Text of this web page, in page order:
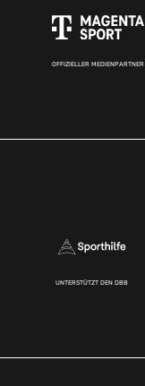
OFFIZIELLER MEDIENPARTNER
UNTERSTÜTZT DEN DBB